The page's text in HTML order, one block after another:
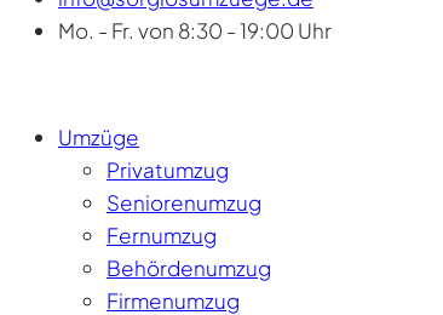
Mo. - Fr. von 8:30 - 19:00 Uhr
Umzüge
Privatumzug
Seniorenumzug
Fernumzug
Behördenumzug
Firmenumzug